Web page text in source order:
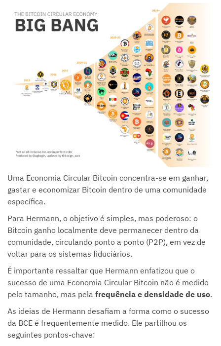
Uma Economia Circular Bitcoin concentra-se em ganhar,
gastar e economizar Bitcoin dentro de uma comunidade
específica.
Para Hermann, o objetivo é simples, mas poderoso: o
Bitcoin ganho localmente deve permanecer dentro da
comunidade, circulando ponto a ponto (P2P), em vez de
voltar para os sistemas fiduciários.
É importante ressaltar que Hermann enfatizou que o
sucesso de uma Economia Circular Bitcoin não é medido
pelo tamanho, mas pela frequência e densidade de uso.
As ideias de Hermann desafiam a forma como o sucesso
da BCE é frequentemente medido. Ele partilhou os
seguintes pontos-chave: